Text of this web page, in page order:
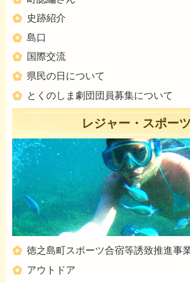
史跡紹介
島口
国際交流
県民の日について
とくのしま劇団団員募集について
レジャー・スポーツ
徳之島町スポーツ合宿等誘致推進事
アウトドア